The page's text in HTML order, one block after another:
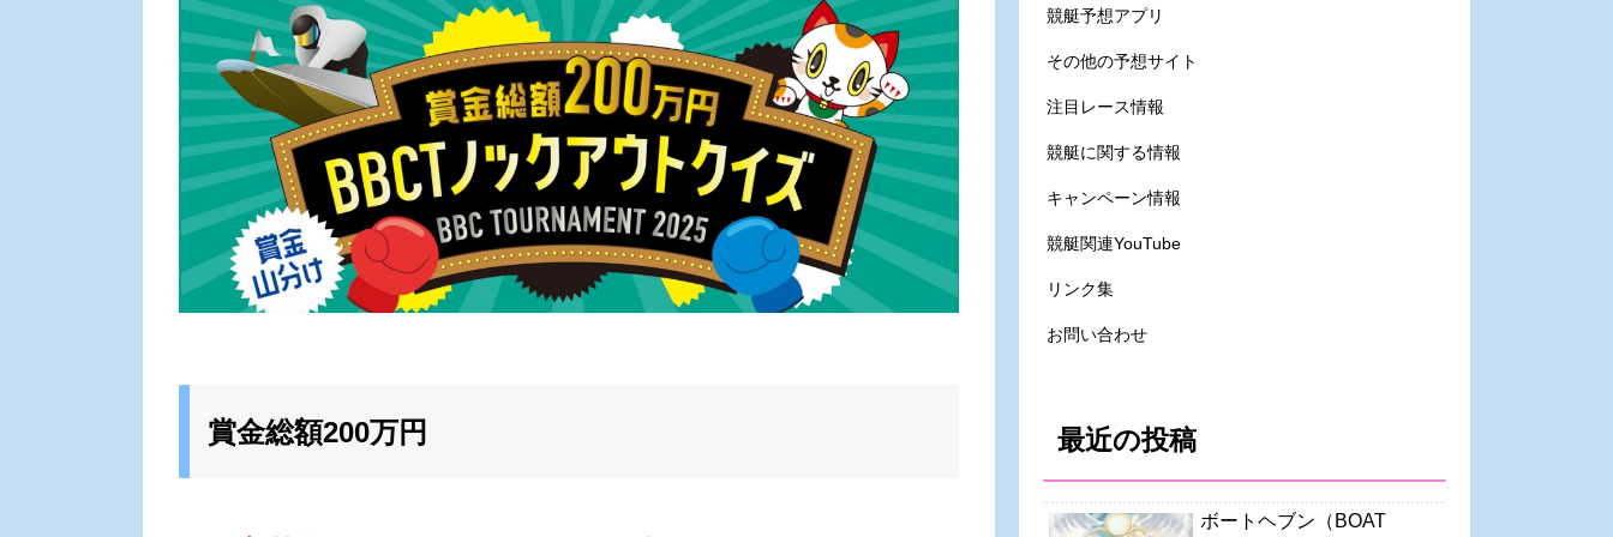
賞金総額200万円
競艇予想アプリ
その他の予想サイト
注目レース情報
競艇に関する情報
キャンペーン情報
競艇関連YouTube
リンク集
お問い合わせ
最近の投稿
ボートヘブン（BOAT